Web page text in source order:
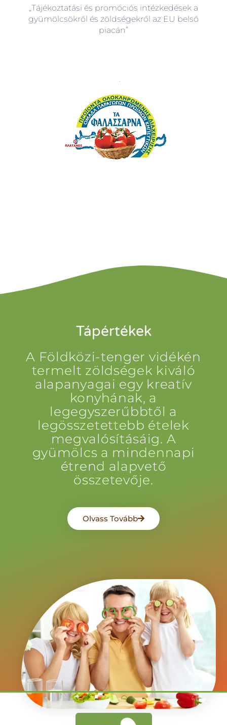
„Tájékoztatási és promóciós intézkedések a
gyümölcsökről és zöldségekről az EU belső
piacán”
Tápértékek
A Földközi-tenger vidékén
termelt zöldségek kiváló
alapanyagai egy kreatív
konyhának, a
legegyszerűbbtől a
legösszetettebb ételek
megvalósításáig. A
gyümölcs a mindennapi
étrend alapvető
összetevője.
Olvass Tovább